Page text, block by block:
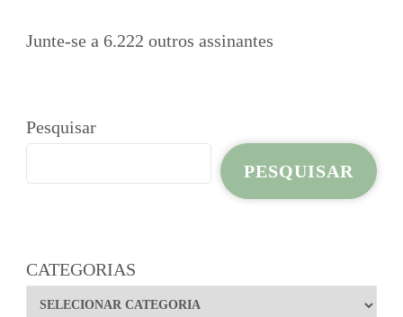
Junte-se a 6.222 outros assinantes
Pesquisar
PESQUISAR
CATEGORIAS